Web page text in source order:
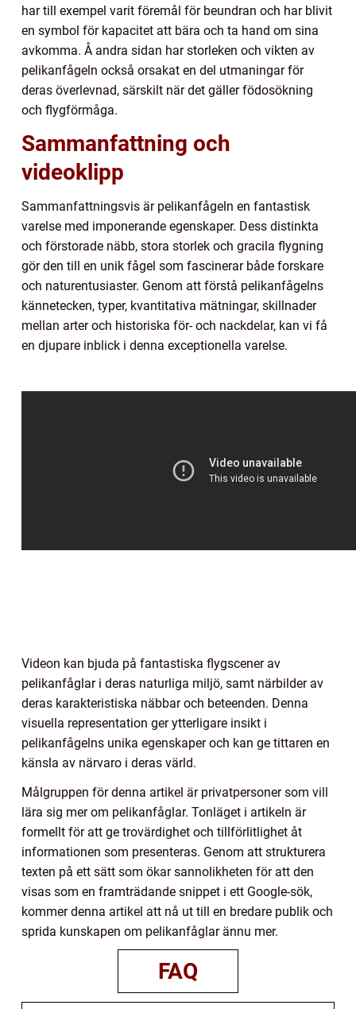
har till exempel varit föremål för beundran och har blivit
en symbol för kapacitet att bära och ta hand om sina
avkomma. Å andra sidan har storleken och vikten av
pelikanfågeln också orsakat en del utmaningar för
deras överlevnad, särskilt när det gäller födosökning
och flygförmåga.
Sammanfattning och
videoklipp
Sammanfattningsvis är pelikanfågeln en fantastisk
varelse med imponerande egenskaper. Dess distinkta
och förstorade näbb, stora storlek och gracila flygning
gör den till en unik fågel som fascinerar både forskare
och naturentusiaster. Genom att förstå pelikanfågelns
kännetecken, typer, kvantitativa mätningar, skillnader
mellan arter och historiska för- och nackdelar, kan vi få
en djupare inblick i denna exceptionella varelse.
Videon kan bjuda på fantastiska flygscener av
pelikanfåglar i deras naturliga miljö, samt närbilder av
deras karakteristiska näbbar och beteenden. Denna
visuella representation ger ytterligare insikt i
pelikanfågelns unika egenskaper och kan ge tittaren en
känsla av närvaro i deras värld.
Målgruppen för denna artikel är privatpersoner som vill
lära sig mer om pelikanfåglar. Tonläget i artikeln är
formellt för att ge trovärdighet och tillförlitlighet åt
informationen som presenteras. Genom att strukturera
texten på ett sätt som ökar sannolikheten för att den
visas som en framträdande snippet i ett Google-sök,
kommer denna artikel att nå ut till en bredare publik och
sprida kunskapen om pelikanfåglar ännu mer.
FAQ